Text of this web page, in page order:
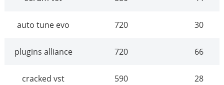
auto tune evo 720 30
plugins alliance 720 66
cracked vst 590 28